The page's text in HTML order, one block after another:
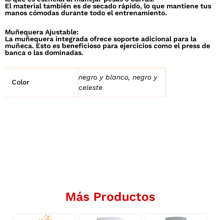
El material también es de secado rápido, lo que mantiene tus
manos cómodas durante todo el entrenamiento.
Muñequera Ajustable:
La muñequera integrada ofrece soporte adicional para la
muñeca. Esto es beneficioso para ejercicios como el press de
banca o las dominadas.
Color
negro y blanco, negro y
celeste
Más Productos